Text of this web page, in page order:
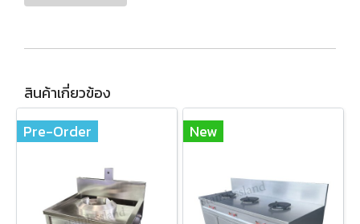
สินค้าเกี่ยวข้อง
Pre-Order
New